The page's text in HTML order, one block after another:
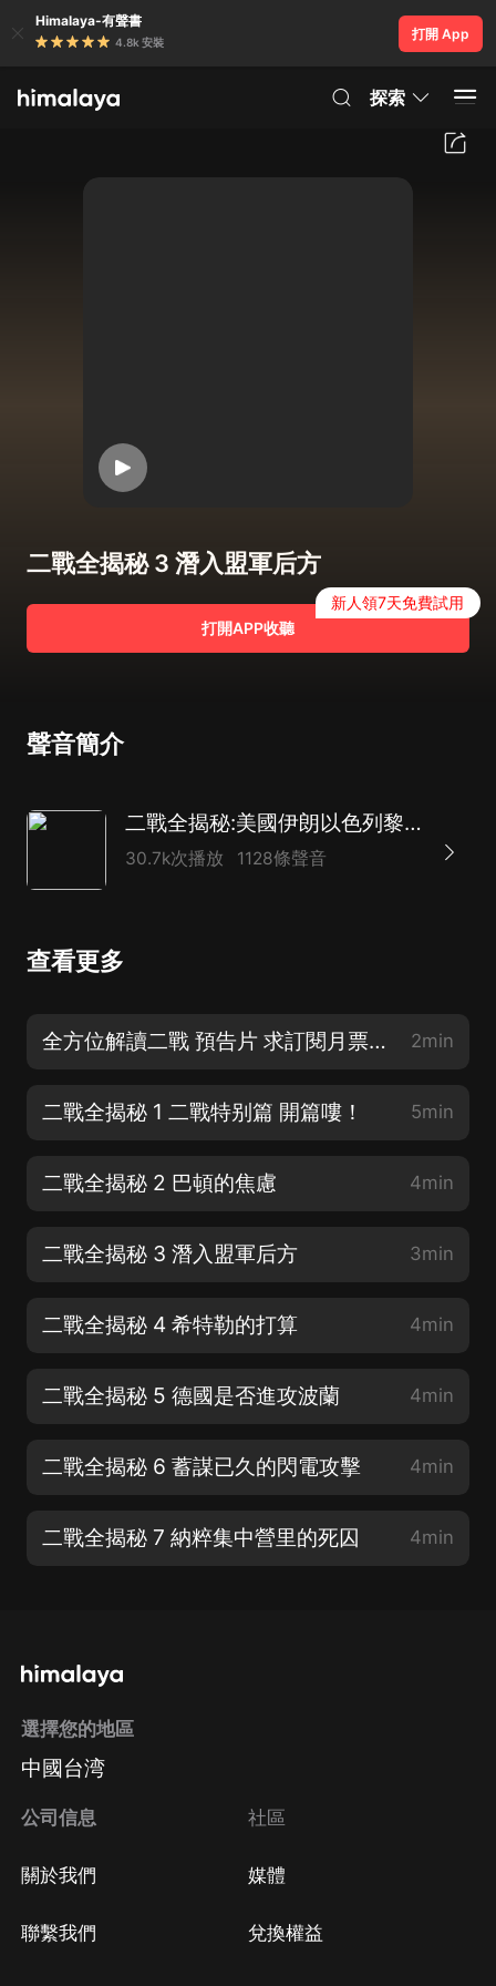
Himalaya-有聲書
4.8k 安裝
打開 App
探索
二戰全揭秘 3 潛入盟軍后方
打開APP收聽
新人領7天免費試用
聲音簡介
二戰全揭秘:美國伊朗以色列黎巴嫩霍爾木茲海峽
30.7k次播放 1128條聲音
查看更多
全方位解讀二戰 預告片 求訂閱月票分享 2min
二戰全揭秘 1 二戰特别篇 開篇嘍！ 5min
二戰全揭秘 2 巴頓的焦慮 4min
二戰全揭秘 3 潛入盟軍后方 3min
二戰全揭秘 4 希特勒的打算 4min
二戰全揭秘 5 德國是否進攻波蘭 4min
二戰全揭秘 6 蓄謀已久的閃電攻擊 4min
二戰全揭秘 7 納粹集中營里的死囚 4min
選擇您的地區
中國台湾
公司信息
關於我們
聯繫我們
社區
媒體
兌換權益